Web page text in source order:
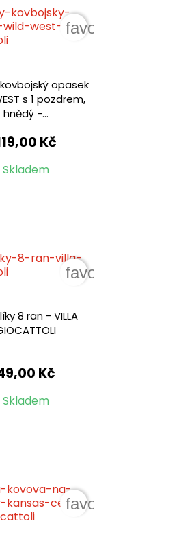
opasek
s 1 pozdrem,
hnědý -...
Kč
Skladem
favorite_border
8 ran - VILLA
Kč
Skladem
favorite_border
favorite_border